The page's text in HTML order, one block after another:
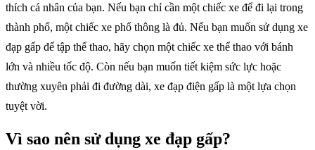
thích cá nhân của bạn. Nếu bạn chỉ cần một chiếc xe để đi lại trong
thành phố, một chiếc xe phổ thông là đủ. Nếu bạn muốn sử dụng xe
đạp gấp để tập thể thao, hãy chọn một chiếc xe thể thao với bánh
lớn và nhiều tốc độ. Còn nếu bạn muốn tiết kiệm sức lực hoặc
thường xuyên phải đi đường dài, xe đạp điện gấp là một lựa chọn
tuyệt vời.
Vì sao nên sử dụng xe đạp gấp?